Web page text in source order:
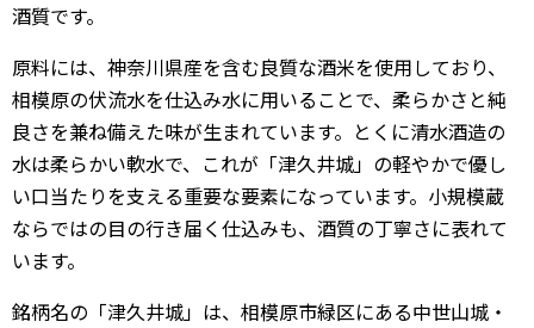
酒質です。
原料には、神奈川県産を含む良質な酒米を使用しており、
相模原の伏流水を仕込み水に用いることで、柔らかさと純
良さを兼ね備えた味が生まれています。とくに清水酒造の
水は柔らかい軟水で、これが「津久井城」の軽やかで優し
い口当たりを支える重要な要素になっています。小規模蔵
ならではの目の行き届く仕込みも、酒質の丁寧さに表れて
います。
銘柄名の「津久井城」は、相模原市緑区にある中世山城・